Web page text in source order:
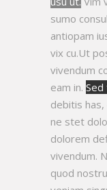
sumo
antiopam
vix cu.Ut
vivendum
eam in.
debitis
ne stet
dolorem
vivendum.
quod